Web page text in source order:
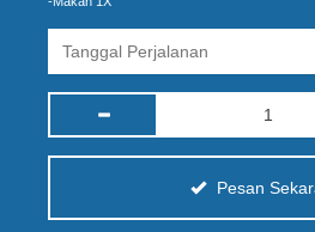
Pesan